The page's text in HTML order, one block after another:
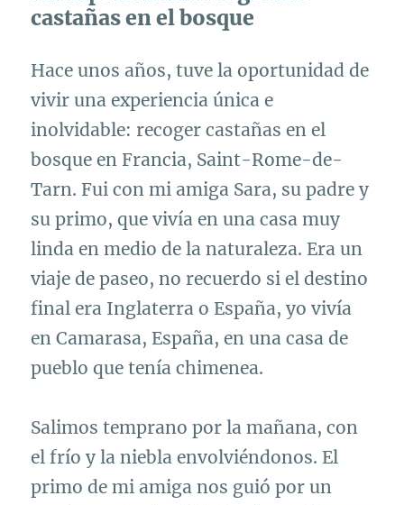
castañas en el bosque
Hace unos años, tuve la oportunidad de
vivir una experiencia única e
inolvidable: recoger castañas en el
bosque en Francia, Saint-Rome-de-
Tarn. Fui con mi amiga Sara, su padre y
su primo, que vivía en una casa muy
linda en medio de la naturaleza. Era un
viaje de paseo, no recuerdo si el destino
final era Inglaterra o España, yo vivía
en Camarasa, España, en una casa de
pueblo que tenía chimenea.
Salimos temprano por la mañana, con
el frío y la niebla envolviéndonos. El
primo de mi amiga nos guió por un